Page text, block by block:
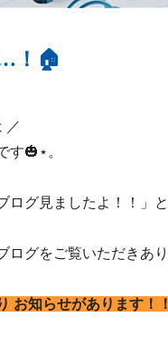
！🏠
にちは ／
多江です🎃⋆。
ログ見ましたよ！！」
のブログをご覧い
お知らせがあります！！